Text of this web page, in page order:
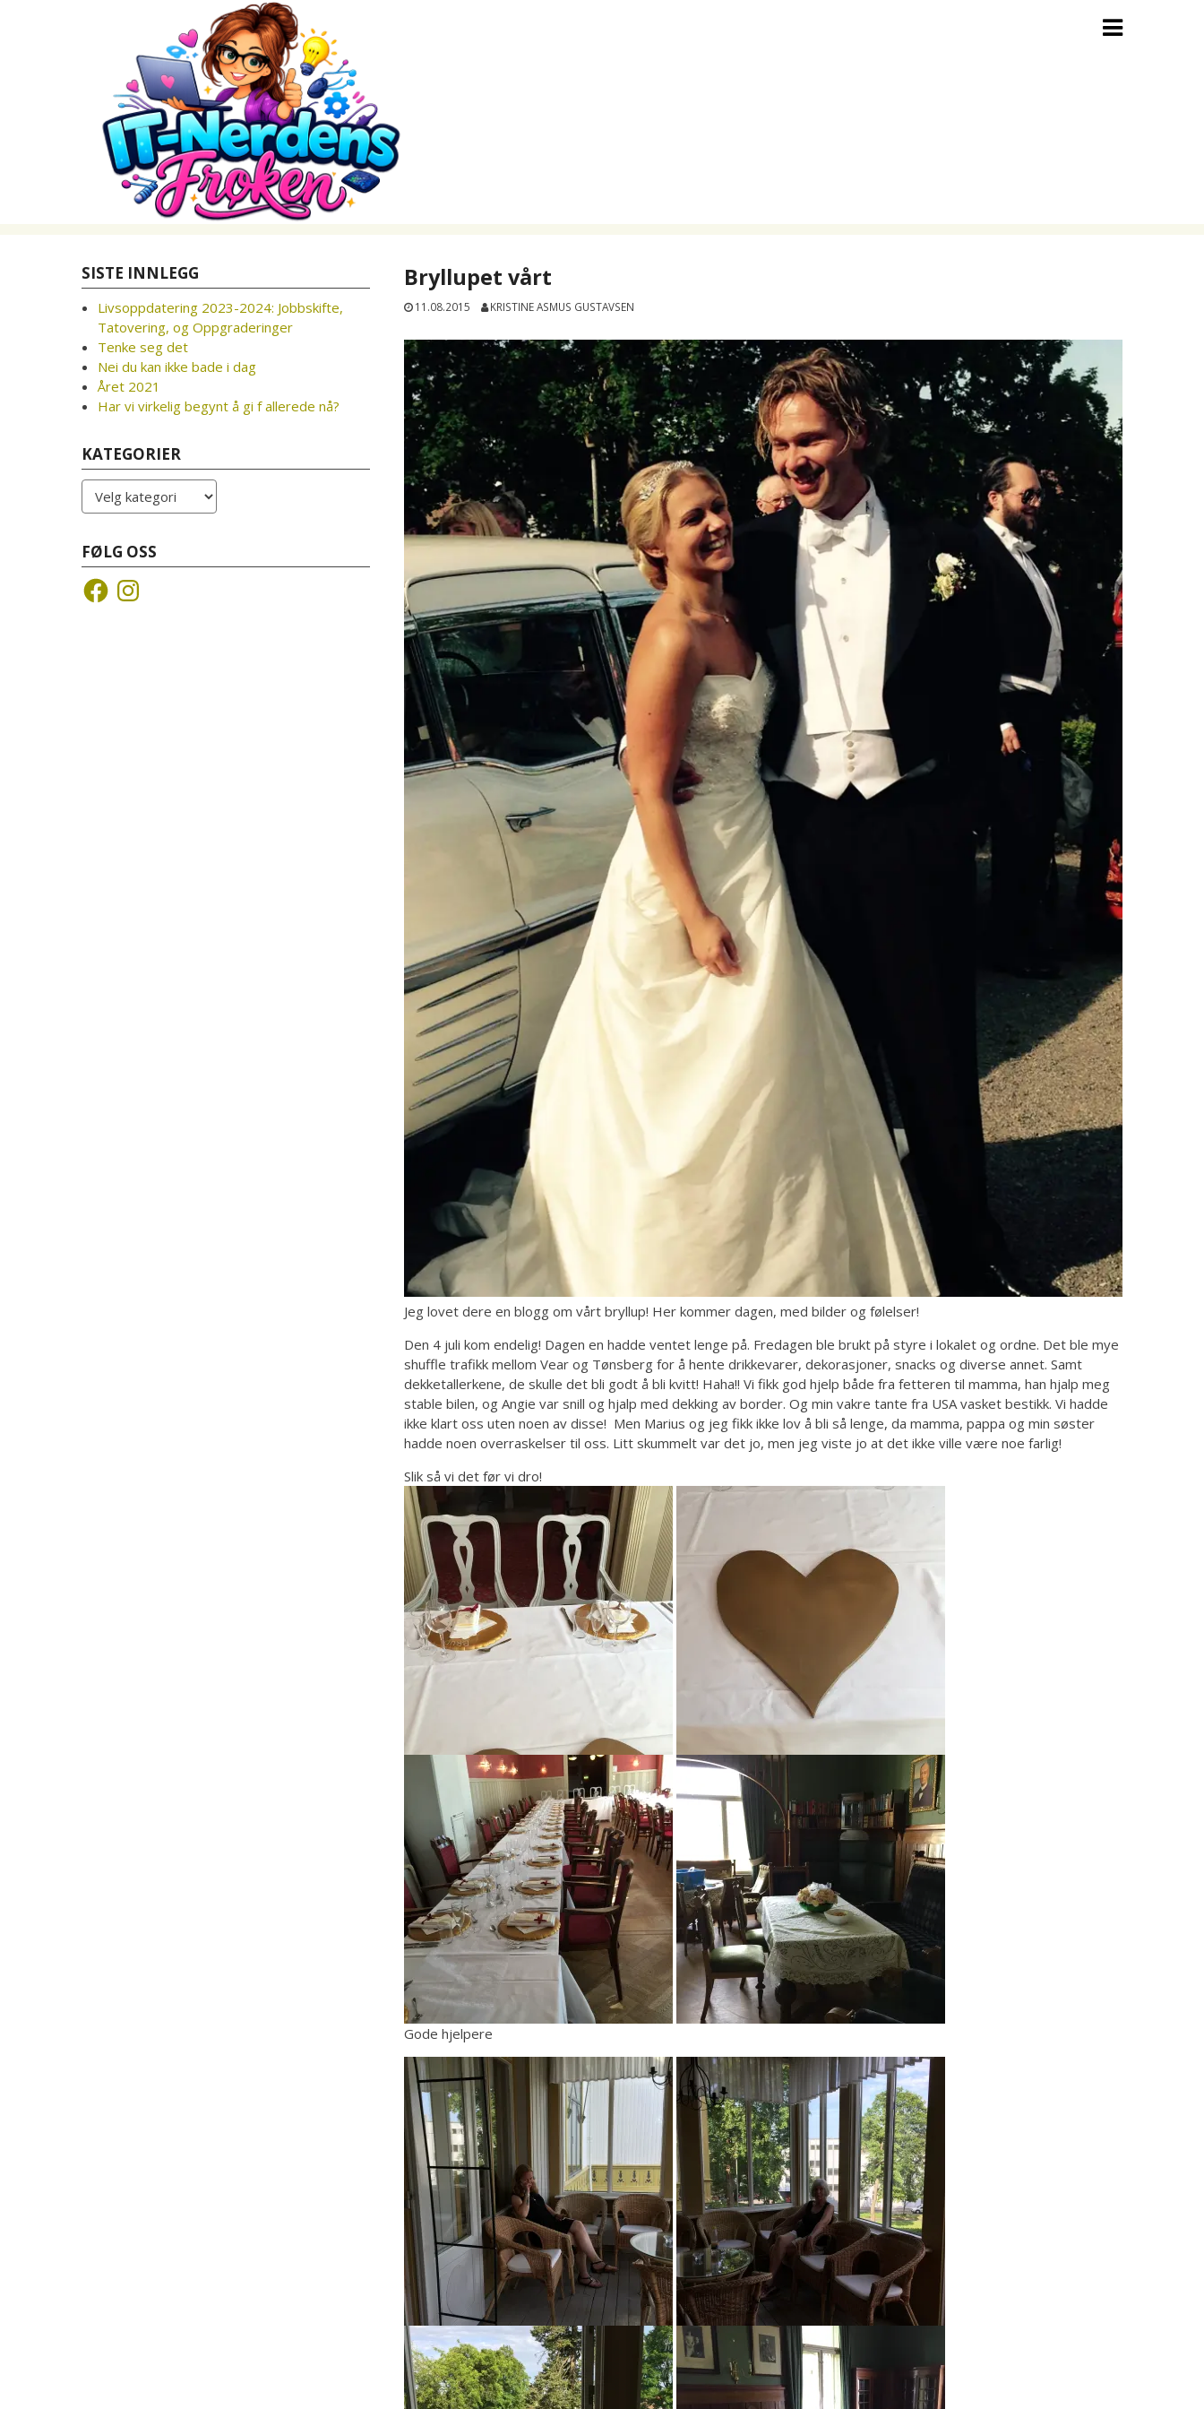
Bryllupet vårt
11.08.2015 KRISTINE ASMUS GUSTAVSEN
Jeg lovet dere en blogg om vårt bryllup! Her kommer dagen, med bilder og følelser!
Den 4 juli kom endelig! Dagen en hadde ventet lenge på. Fredagen ble brukt på styre i lokalet og ordne. Det ble mye
shuffle trafikk mellom Vear og Tønsberg for å hente drikkevarer, dekorasjoner, snacks og diverse annet. Samt
dekketallerkene, de skulle det bli godt å bli kvitt! Haha!! Vi fikk god hjelp både fra fetteren til mamma, han hjalp meg
stable bilen, og Angie var snill og hjalp med dekking av border. Og min vakre tante fra USA vasket bestikk. Vi hadde
ikke klart oss uten noen av disse! Men Marius og jeg fikk ikke lov å bli så lenge, da mamma, pappa og min søster
hadde noen overraskelser til oss. Litt skummelt var det jo, men jeg viste jo at det ikke ville være noe farlig!
Slik så vi det før vi dro!
Gode hjelpere
SISTE INNLEGG
Livsoppdatering 2023-2024: Jobbskifte,
Tatovering, og Oppgraderinger
Tenke seg det
Nei du kan ikke bade i dag
Året 2021
Har vi virkelig begynt å gi f allerede nå?
KATEGORIER
Kategorier
FØLG OSS
FacebookInstagram